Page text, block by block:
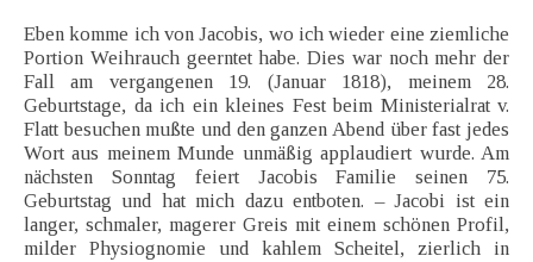
Eben komme ich von Jacobis, wo ich wieder eine ziemliche
Portion Weihrauch geerntet habe. Dies war noch mehr der
Fall am vergangenen 19. (Januar 1818), meinem 28.
Geburtstage, da ich ein kleines Fest beim Ministerialrat v.
Flatt besuchen mußte und den ganzen Abend über fast jedes
Wort aus meinem Munde unmäßig applaudiert wurde. Am
nächsten Sonntag feiert Jacobis Familie seinen 75.
Geburtstag und hat mich dazu entboten. – Jacobi ist ein
langer, schmaler, magerer Greis mit einem schönen Profil,
milder Physiognomie und kahlem Scheitel, zierlich in